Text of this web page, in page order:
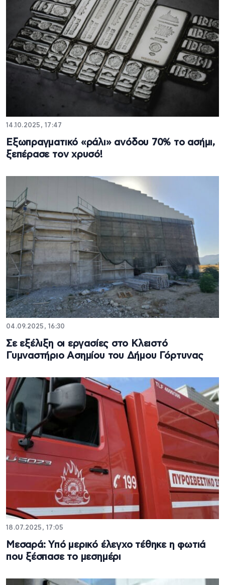
14.10.2025, 17:47
Εξωπραγματικό «ράλι» ανόδου 70% το ασήμι,
ξεπέρασε τον χρυσό!
04.09.2025, 16:30
Σε εξέλιξη οι εργασίες στο Κλειστό
Γυμναστήριο Ασημίου του Δήμου Γόρτυνας
18.07.2025, 17:05
Μεσαρά: Υπό μερικό έλεγχο τέθηκε η φωτιά
που ξέσπασε το μεσημέρι